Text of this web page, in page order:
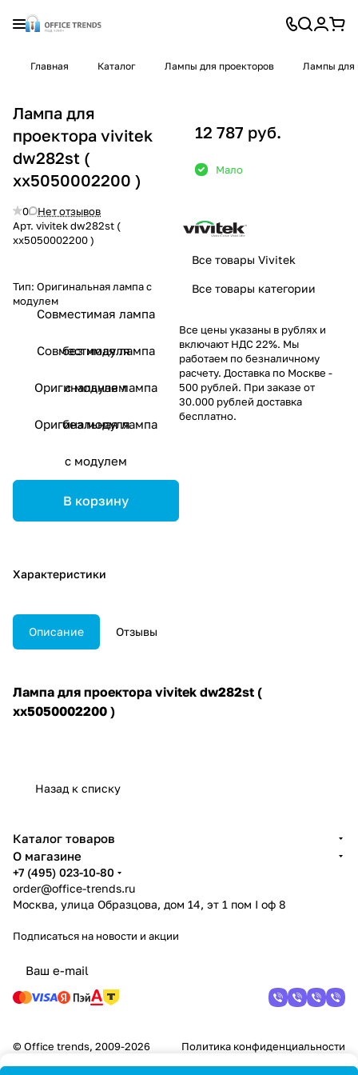
Главная Каталог Лампы для проекторов Лампы для
Лампа для
проектора vivitek
dw282st (
xx5050002200 )
0
Нет отзывов
Арт. vivitek dw282st (
xx5050002200 )
Тип: Оригинальная лампа с
модулем
Совместимая лампа
без модуля
Совместимая лампа
с модулем
Оригинальная лампа
без модуля
Оригинальная лампа
с модулем
В корзину
Характеристики
12 787 руб.
Мало
Все товары Vivitek
Все товары категории
Все цены указаны в рублях и
включают НДС 22%. Мы
работаем по безналичному
расчету. Доставка по Москве -
500 рублей. При заказе от
30.000 рублей доставка
бесплатно.
Описание Отзывы
Лампа для проектора vivitek dw282st (
xx5050002200 )
Назад к списку
Каталог товаров
О магазине
+7 (495) 023-10-80
order@office-trends.ru
Москва, улица Образцова, дом 14, эт 1 пом I оф 8
Подписаться на новости и акции
© Office trends, 2009-2026 Политика конфиденциальности